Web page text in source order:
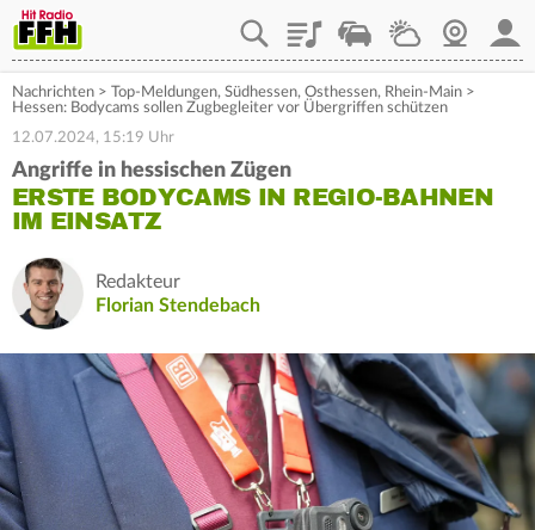
PlaylistStaupilotWetterWebcam
Nachrichten > Top-Meldungen, Südhessen, Osthessen, Rhein-Main >
Hessen: Bodycams sollen Zugbegleiter vor Übergriffen schützen
12.07.2024, 15:19 Uhr
Angriffe in hessischen Zügen
ERSTE BODYCAMS IN REGIO-BAHNEN
IM EINSATZ
Redakteur
Florian Stendebach